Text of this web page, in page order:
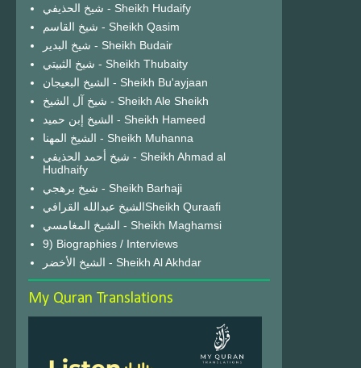
شيخ الحذيفي - Sheikh Hudaify
شيخ القاسم - Sheikh Qasim
شيخ البدير - Sheikh Budair
شيخ الثبيتي - Sheikh Thubaity
الشيخ البعيجان - Sheikh Bu'ayjaan
شيخ آل الشيخ - Sheikh Ale Sheikh
الشيخ إبن حميد - Sheikh Hameed
الشيخ المهنا - Sheikh Muhanna
شيخ أحمد الحذيفي - Sheikh Ahmad al
Hudhaify
شيخ برهجي - Sheikh Barhaji
الشيخ عبدالله القرافيSheikh Quraafi
الشيخ المغامسي - Sheikh Maghamsi
9) Biographies / Interviews
الشيخ الأخضر - Sheikh Al Akhdar
My Quran Translations